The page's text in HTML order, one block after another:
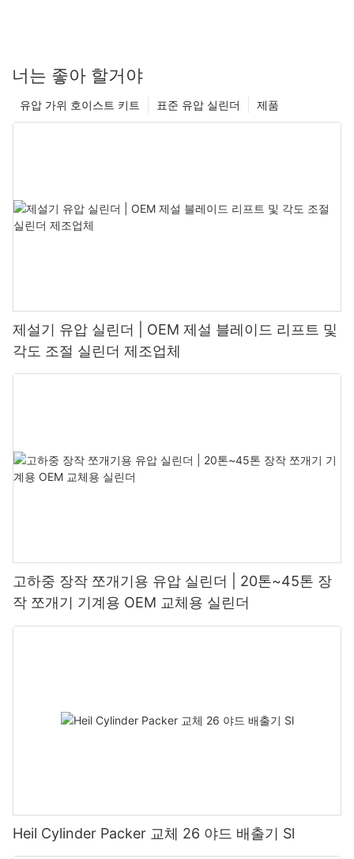
너는 좋아 할거야
제품
표준 유압 실린더
유압 가위 호이스트 키트
제설기 유압 실린더 | OEM 제설 블레이드 리프트 및
각도 조절 실린더 제조업체
고하중 장작 쪼개기용 유압 실린더 | 20톤~45톤 장
작 쪼개기 기계용 OEM 교체용 실린더
Heil Cylinder Packer 교체 26 야드 배출기 Sl